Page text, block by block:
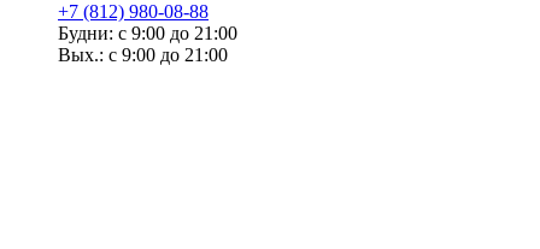
+7 (812) 980-08-88
Будни: с 9:00 до 21:00
Вых.: с 9:00 до 21:00